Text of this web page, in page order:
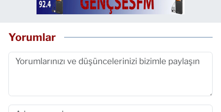
Yorumlar